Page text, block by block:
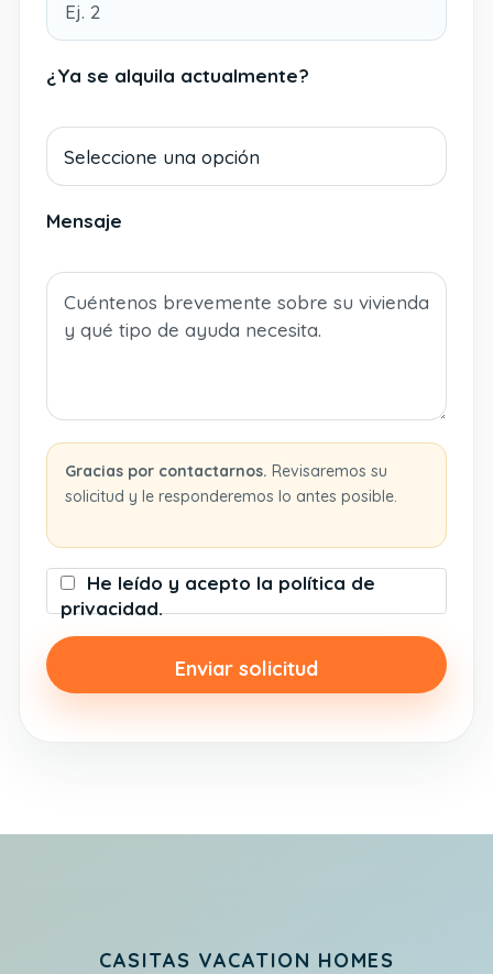
¿Ya se alquila actualmente?
Mensaje
Gracias por contactarnos. Revisaremos su
solicitud y le responderemos lo antes posible.
He leído y acepto la política de
privacidad.
CASITAS VACATION HOMES